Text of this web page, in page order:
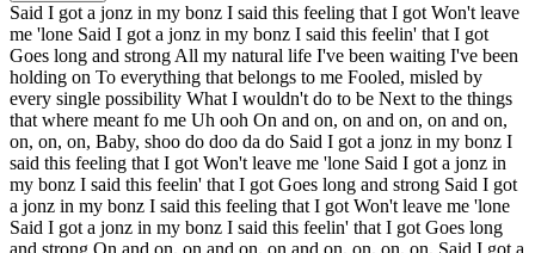
Said I got a jonz in my bonz I said this feeling that I got Won't leave
me 'lone Said I got a jonz in my bonz I said this feelin' that I got
Goes long and strong All my natural life I've been waiting I've been
holding on To everything that belongs to me Fooled, misled by
every single possibility What I wouldn't do to be Next to the things
that where meant fo me Uh ooh On and on, on and on, on and on,
on, on, on, Baby, shoo do doo da do Said I got a jonz in my bonz I
said this feeling that I got Won't leave me 'lone Said I got a jonz in
my bonz I said this feelin' that I got Goes long and strong Said I got
a jonz in my bonz I said this feeling that I got Won't leave me 'lone
Said I got a jonz in my bonz I said this feelin' that I got Goes long
and strong On and on, on and on, on and on, on, on, on, Said I got a